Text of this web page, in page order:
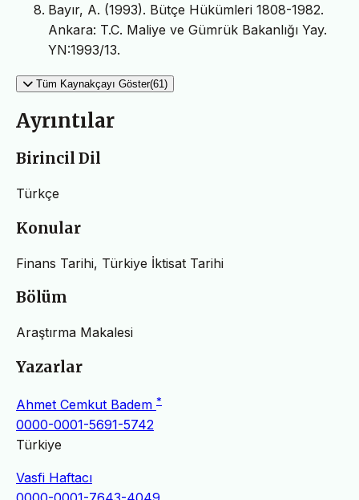
Bayır, A. (1993). Bütçe Hükümleri 1808-1982.
Ankara: T.C. Maliye ve Gümrük Bakanlığı Yay.
YN:1993/13.
Tüm Kaynakçayı Göster(61)
Ayrıntılar
Birincil Dil
Türkçe
Konular
Finans Tarihi, Türkiye İktisat Tarihi
Bölüm
Araştırma Makalesi
Yazarlar
Ahmet Cemkut Badem *
0000-0001-5691-5742
Türkiye
Vasfi Haftacı